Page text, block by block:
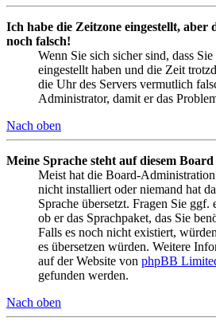
Ich habe die Zeitzone eingestellt,
noch falsch!
Wenn Sie sich sicher sind, dass
eingestellt haben und die Zeit
die Uhr des Servers vermutlich
Administrator, damit er das
Nach oben
Meine Sprache steht auf diesem
Meist hat die Board-
nicht installiert oder niemand hat
Sprache übersetzt. Fragen Sie
ob er das Sprachpaket, das Sie
Falls es noch nicht existiert,
es übersetzen würden. Weitere
auf der Website von phpBB
gefunden werden.
Nach oben